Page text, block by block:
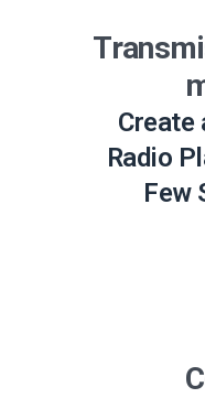
Create
Radio
Few